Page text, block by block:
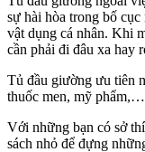
sự hài hòa trong bố
vật dụng cá nhân. Khi
cần phải đi đâu xa hay
Tủ đầu giường ưu tiên
thuốc men, mỹ
Với những bạn có sở
sách nhỏ để đựng